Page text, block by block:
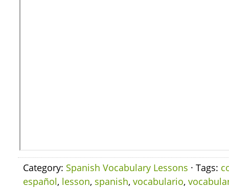
Category: Spanish Vocabulary Lessons · Tags:
español, lesson, spanish, vocabulario,